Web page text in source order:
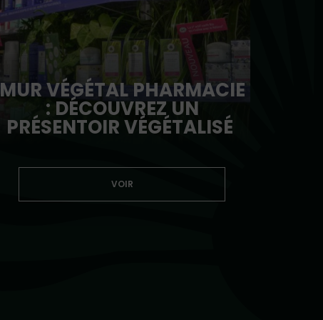
MUR VÉGÉTAL PHARMACIE
: DÉCOUVREZ UN
PRÉSENTOIR VÉGÉTALISÉ
VOIR